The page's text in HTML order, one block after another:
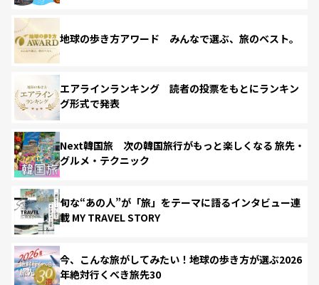
地球の歩き方アワード みんなで選ぶ、旅のベスト。
エアラインランキング 読者の投票をもとにランキン
グ形式で発表
Next韓国旅 次の韓国旅行がもっと楽しくなる 旅先・
グルメ・テクニック
旬な“あの人”が「旅」をテーマに語るインタビュー連
載 MY TRAVEL STORY
今、こんな旅がしてみたい！地球の歩き方が選ぶ2026
年絶対行くべき旅先30